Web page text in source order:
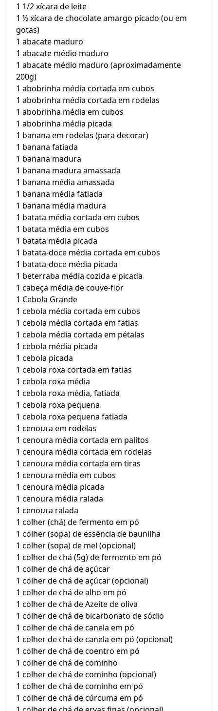
1 1/2 xícara de leite
1 ½ xícara de chocolate amargo picado (ou em
gotas)
1 abacate maduro
1 abacate médio maduro
1 abacate médio maduro (aproximadamente
200g)
1 abobrinha média cortada em cubos
1 abobrinha média cortada em rodelas
1 abobrinha média em cubos
1 abobrinha média picada
1 banana em rodelas (para decorar)
1 banana fatiada
1 banana madura
1 banana madura amassada
1 banana média amassada
1 banana média fatiada
1 banana média madura
1 batata média cortada em cubos
1 batata média em cubos
1 batata média picada
1 batata-doce média cortada em cubos
1 batata-doce média picada
1 beterraba média cozida e picada
1 cabeça média de couve-flor
1 Cebola Grande
1 cebola média cortada em cubos
1 cebola média cortada em fatias
1 cebola média cortada em pétalas
1 cebola média picada
1 cebola picada
1 cebola roxa cortada em fatias
1 cebola roxa média
1 cebola roxa média, fatiada
1 cebola roxa pequena
1 cebola roxa pequena fatiada
1 cenoura em rodelas
1 cenoura média cortada em palitos
1 cenoura média cortada em rodelas
1 cenoura média cortada em tiras
1 cenoura média em cubos
1 cenoura média picada
1 cenoura média ralada
1 cenoura ralada
1 colher (chá) de fermento em pó
1 colher (sopa) de essência de baunilha
1 colher (sopa) de mel (opcional)
1 colher de chá (5g) de fermento em pó
1 colher de chá de açúcar
1 colher de chá de açúcar (opcional)
1 colher de chá de alho em pó
1 colher de chá de Azeite de oliva
1 colher de chá de bicarbonato de sódio
1 colher de chá de canela em pó
1 colher de chá de canela em pó (opcional)
1 colher de chá de coentro em pó
1 colher de chá de cominho
1 colher de chá de cominho (opcional)
1 colher de chá de cominho em pó
1 colher de chá de cúrcuma em pó